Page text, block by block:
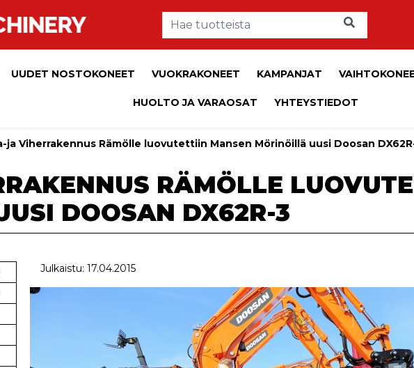
UUDET NOSTOKONEET VUOKRAKONEET KAMPANJAT
HUOLTO JA VARAOSAT YHTEYSTIEDOT
ja Viherrakennus Rämölle luovutettiin Mansen Mörinöillä uusi Doosan
RÄMÖLLE
DOOSAN DX62R-3
Julkaistu: 17.04.2015